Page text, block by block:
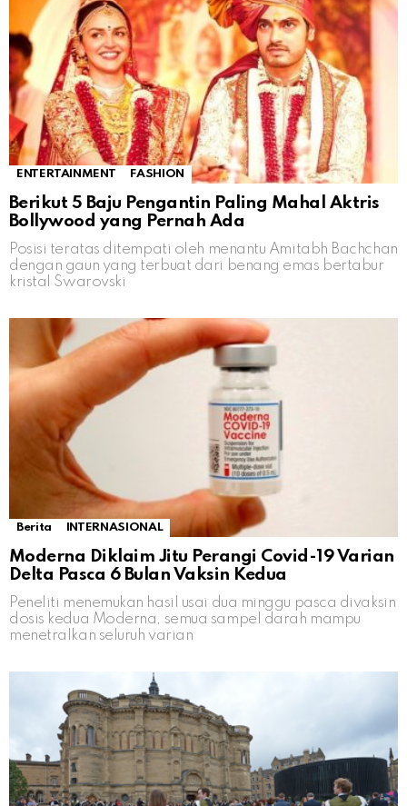
ENTERTAINMENT FASHION
Berikut 5 Baju Pengantin Paling Mahal Aktris
Bollywood yang Pernah Ada
Posisi teratas ditempati oleh menantu Amitabh Bachchan
dengan gaun yang terbuat dari benang emas bertabur
kristal Swarovski
Berita INTERNASIONAL
Moderna Diklaim Jitu Perangi Covid-19 Varian
Delta Pasca 6 Bulan Vaksin Kedua
Peneliti menemukan hasil usai dua minggu pasca divaksin
dosis kedua Moderna, semua sampel darah mampu
menetralkan seluruh varian